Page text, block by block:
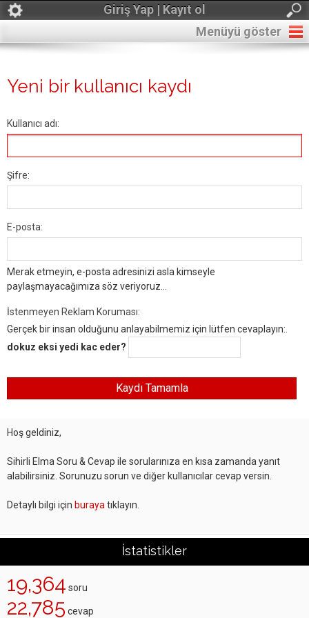
Giriş Yap | Kayıt ol
Menüyü göster
Yeni bir kullanıcı kaydı
Kullanıcı adı:
Şifre:
E-posta:
Merak etmeyin, e-posta adresinizi asla kimseyle
paylaşmayacağımıza söz veriyoruz...
İstenmeyen Reklam Koruması:
Gerçek bir insan olduğunu anlayabilmemiz için lütfen cevaplayın:.
dokuz eksi yedi kac eder?
Hoş geldiniz,
Sihirli Elma Soru & Cevap ile sorularınıza en kısa zamanda yanıt
alabilirsiniz. Sorunuzu sorun ve diğer kullanıcılar cevap versin.
Detaylı bilgi için buraya tıklayın.
İstatistikler
19,364 soru
22,785 cevap